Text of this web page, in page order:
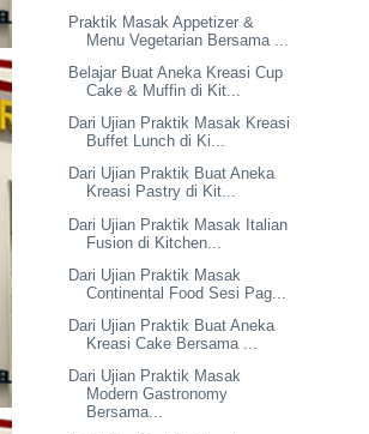
Praktik Masak Appetizer &
Menu Vegetarian Bersama ...
Belajar Buat Aneka Kreasi Cup
Cake & Muffin di Kit...
Dari Ujian Praktik Masak Kreasi
Buffet Lunch di Ki...
Dari Ujian Praktik Buat Aneka
Kreasi Pastry di Kit...
Dari Ujian Praktik Masak Italian
Fusion di Kitchen...
Dari Ujian Praktik Masak
Continental Food Sesi Pag...
Dari Ujian Praktik Buat Aneka
Kreasi Cake Bersama ...
Dari Ujian Praktik Masak
Modern Gastronomy
Bersama...